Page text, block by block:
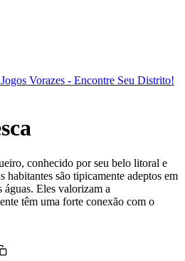
Vorazes - Encontre Seu Distrito!
conhecido por seu belo litoral e
habitantes são tipicamente adeptos em
águas. Eles valorizam a
têm uma forte conexão com o